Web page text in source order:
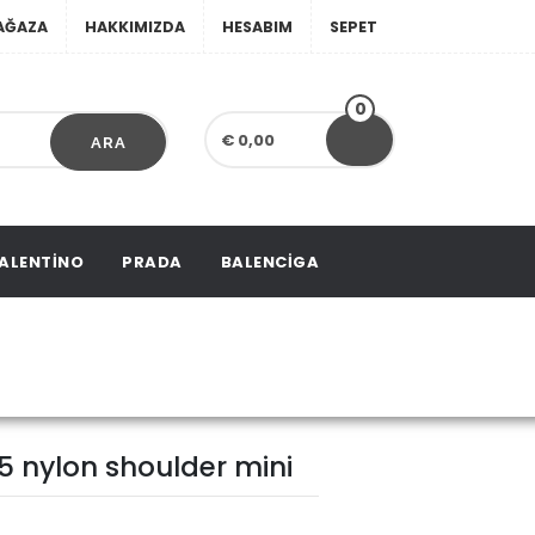
HAKKIMIZDA HESABIM SEPET
ARA € 0,00
0
PRADA BALENCIGA
nylon shoulder mini